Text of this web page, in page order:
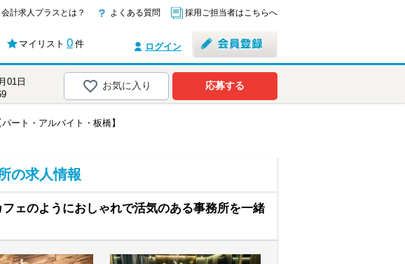
会計求人プラスとは？ よくある質問 採用ご担当者はこちらへ
マイリスト 0 件 ログイン
01日
お気に入り 応募する
ート・アルバイト・板橋】
の求人情報
ェのようにおしゃれで活気のある事務所を一緒